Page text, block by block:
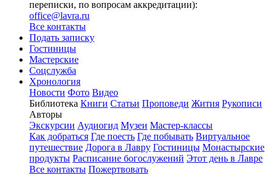
переписки, по вопросам аккредитации):
office@lavra.ru
Все контакты
Подать записку
Гостиницы
Мастерские
Соцслужба
Хронология
Новости Фото Видео
Библиотека Книги Статьи Проповеди Жития Рукописи
Авторы
Экскурсии Аудиогид Музеи Мастер-классы
Как добраться Где поесть Где побывать Виртуальное
путешествие Дорога в Лавру Гостиницы Монастырские
продукты Расписание богослужений Этот день в Лавре
Все контакты Пожертвовать